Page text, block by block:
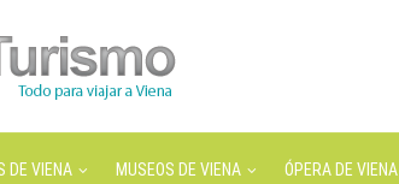
DE VIENA MUSEOS DE VIENA ÓPERA DE VIENA